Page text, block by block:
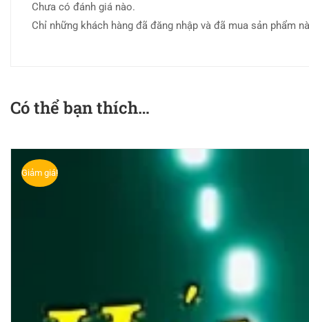
Chưa có đánh giá nào.
Chỉ những khách hàng đã đăng nhập và đã mua sản phẩm
Có thể bạn thích…
Giảm giá!